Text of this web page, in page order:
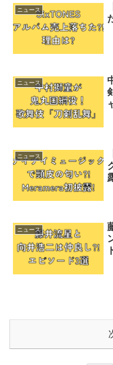
ニュース
ニュース
ニュース
ニュース